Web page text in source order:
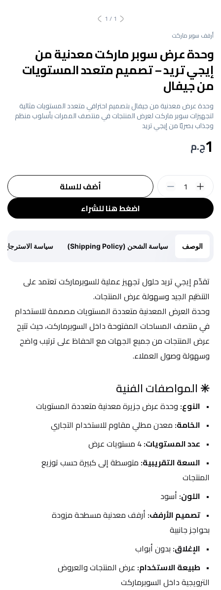
1
/
1
أرفف سوبر ماركت
وحدة عرض سوبر ماركت معدنية من
إيجي تريد – تصميم متعدد المستويات
من جيفال
وحدة عرض معدنية من جيفال بتصميم احترافي متعدد المستويات مثالية
لتجهيزات سوبر ماركت لعرض المنتجات في منتصف الممرات بأسلوب منظم
وجذاب بصريًا من إيجي تريد
1ج.م
اضغط هنا للشراء
أضف للسلة 1
الوصف سياسة الشحن (Shipping Policy) سياسة الاسترجاع (Return Policy)
التنظيم الجيد وسهولة عرض المنتجات.
وسهولة وصول العملاء.
✳️ المواصفات الفنية
النوع: وحدة عرض جزيرة معدنية متعددة المستويات
الخامة: معدن مطلي مقاوم للاستخدام التجاري
عدد المستويات: 4 مستويات عرض
السعة التقريبية:
المنتجات
اللون: أسود
تصميم الأرفف:
بحواجز جانبية
الإغلاق: بدون أبواب
طبيعة الاستخدام:
الترويجية داخل السوبرماركت